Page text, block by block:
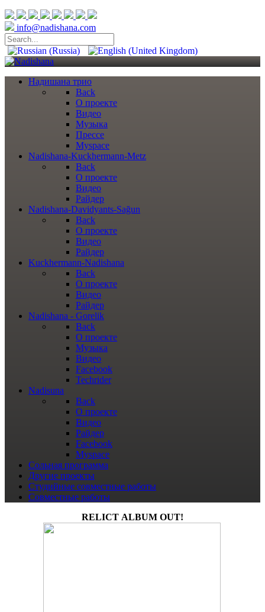
info@nadishana.com
Надишана трио
Back
О проекте
Видео
Музыка
Прессе
Myspace
Nadishana-Kuckhermann-Metz
Back
О проекте
Видео
Райдер
Nadishana-Davidyants-Sağun
Back
О проекте
Видео
Райдер
Kuckhermann-Nadishana
Back
О проекте
Видео
Райдер
Nadishana - Gorelik
Back
О проекте
Музыка
Видео
Facebook
Techrider
Nadisuna
Back
О проекте
Видео
Райдер
Facebook
Myspace
Сольная программа
Другие проекты
Студийные совместные работы
Совместные работы
RELICT ALBUM OUT!